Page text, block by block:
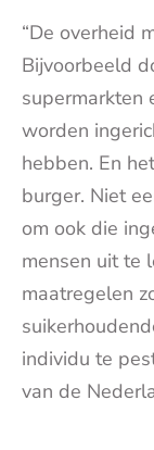
“De overheid
Bijvoorbeeld
supermarkten
worden
hebben. En
burger. Niet
om ook die
mensen uit te
maatregelen
individu te
van de